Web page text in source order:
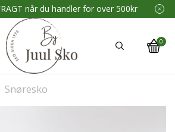
når du handler for over 500kr
0
Snøresko